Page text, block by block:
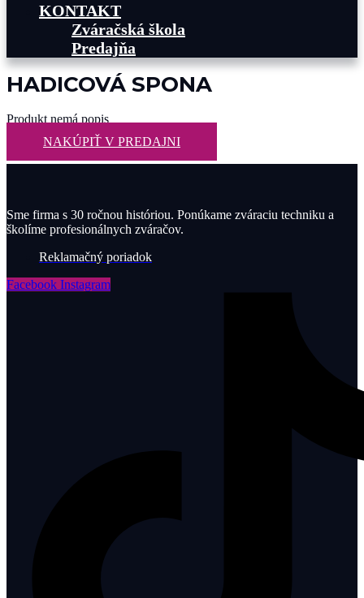
KONTAKT
Zváračská škola
Predajňa
HADICOVÁ SPONA
Produkt nemá popis
NAKÚPIŤ V PREDAJNI
Sme firma s 30 ročnou históriou. Ponúkame zváraciu techniku a
školíme profesionálnych zváračov.
Reklamačný poriadok
Facebook Instagram